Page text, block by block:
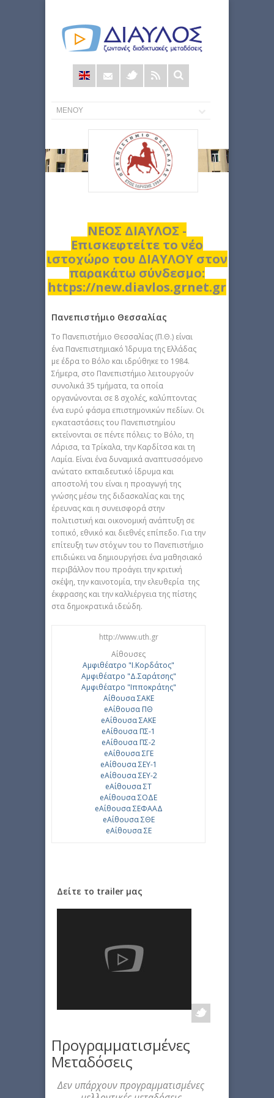
Φόρμα
αναζήτησης
ΝΕΟΣ ΔΙΑΥΛΟΣ -
Επισκεφτείτε το νέο
ιστοχώρο του ΔΙΑΥΛΟΥ στον
παρακάτω σύνδεσμο:
https://new.diavlos.grnet.gr
Πανεπιστήμιο Θεσσαλίας
Το Πανεπιστήμιο Θεσσαλίας (Π.Θ.) είναι
ένα Πανεπιστημιακό Ίδρυμα της Ελλάδας
με έδρα το Βόλο και ιδρύθηκε το 1984.
Σήμερα, στο Πανεπιστήμιο λειτουργούν
συνολικά 35 τμήματα, τα οποία
οργανώνονται σε 8 σχολές, καλύπτοντας
ένα ευρύ φάσμα επιστημονικών πεδίων. Οι
εγκαταστάσεις του Πανεπιστημίου
εκτείνονται σε πέντε πόλεις: το Βόλο, τη
Λάρισα, τα Τρίκαλα, την Καρδίτσα και τη
Λαμία. Είναι ένα δυναμικά αναπτυσσόμενο
ανώτατο εκπαιδευτικό ίδρυμα και
αποστολή του είναι η προαγωγή της
γνώσης μέσω της διδασκαλίας και της
έρευνας και η συνεισφορά στην
πολιτιστική και οικονομική ανάπτυξη σε
τοπικό, εθνικό και διεθνές επίπεδο. Για την
επίτευξη των στόχων του το Πανεπιστήμιο
επιδιώκει να δημιουργήσει ένα μαθησιακό
περιβάλλον που προάγει την κριτική
σκέψη, την καινοτομία, την ελευθερία της
έκφρασης και την καλλιέργεια της πίστης
στα δημοκρατικά ιδεώδη.
http://www.uth.gr
Αίθουσες
Αμφιθέατρο "Ι.Κορδάτος"
Αμφιθέατρο "Δ.Σαράτσης"
Αμφιθέατρο "Ιπποκράτης"
Αίθουσα ΣΑΚΕ
eΑίθουσα ΠΘ
eΑίθουσα ΣΑΚΕ
eΑίθουσα ΠΣ-1
eΑίθουσα ΠΣ-2
eΑίθουσα ΣΓΕ
eΑίθουσα ΣΕΥ-1
eΑίθουσα ΣΕΥ-2
eΑίθουσα ΣΤ
eΑίθουσα ΣΟΔΕ
eΑίθουσα ΣΕΦΑΑΔ
eΑίθουσα ΣΘΕ
eΑίθουσα ΣΕ
Δείτε το trailer μας
Προγραμματισμένες
Μεταδόσεις
Δεν υπάρχουν προγραμματισμένες